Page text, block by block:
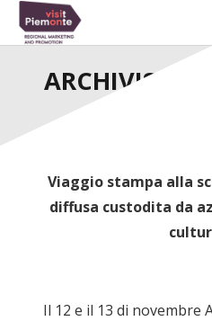
Viaggio stampa alla
diffusa custodita da
Il 12 e il 13 di novembre